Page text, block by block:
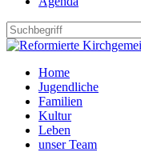
Home
Jugendliche
Familien
Kultur
Leben
unser Team